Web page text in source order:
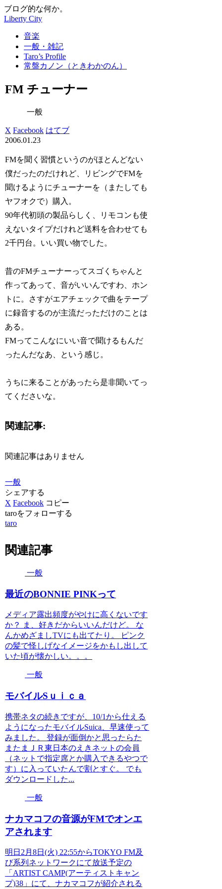
ブログ的な何か。
Liberty City
音楽
一般・雑記
Taro’s Profile
常盤カノン（ときわかのん）
FM チューナー
一般
X Facebook はてブ
2006.01.23
FMを聞く習慣というのがほとんどない
僕だったのだけれど、リビングでFMを
聞けるようにチューナーを（またしても
ヤフオクで）購入。
90年代初頭の製品らしく、リモコンも使
えないタイプだけれど送料を合わせても
2千円台。いい買い物でした。
昔のFMチューナーってスゴくちゃんと
作ってあって、音がいいんですわ、ホン
トに。さすがエアチェックで曲をテープ
に録音するのが主流だっただけのことは
ある。
FMってこんなにいい音で聞けるもんだ
ったんだなあ、という感じ。
うちに来ることがあったら是非聞いてっ
てくださいな。
関連記事:
関連記事はありません
一般
シェアする
X Facebook コピー
taroをフォローする
taro
関連記事
一般
最近のBONNIE PINKって
メディア露出頻度がやけに高くないです
か？ ま、好きだからいいんだけど。 な
んかめざましTVにも出てたり。 ピンク
の髪で怪しげなイメージをかもし出して
いた頃が懐かしい。。。
一般
モバイルSｕｉｃａ
携帯ネタの続きですが、10/1から仕える
ようになったモバイルSuica、早速使って
みました。 登録が面倒かと思ったらた
またまＪＲ東日本のえきネットの会員
（ネットで指定席とか購入できるやつで
す）に入っていたんで割とすぐ。 でも
ダウンロードした...
一般
ナカマコフの音源がFMでオンエ
アされます
明日2月8日(火) 22:55からTOKYO FM及
び系列ネットワークにて放送予定の
「ARTIST CAMP(アーティストキャン
プ)38」にて、ナカマコフが紹介される